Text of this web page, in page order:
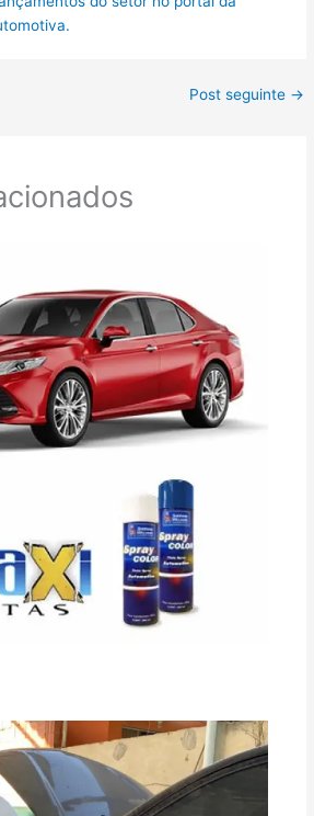
Post seguinte →